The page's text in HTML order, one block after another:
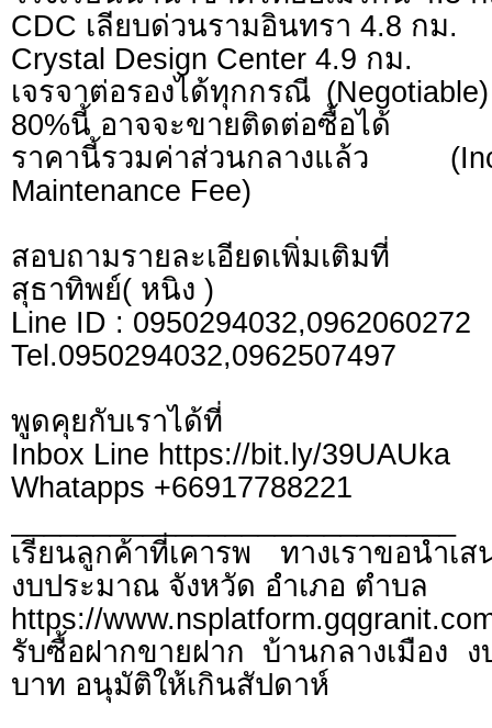
CDC เลียบด่วนรามอินทรา 4.8 กม.
Crystal Design Center 4.9 กม.
เจรจาต่อรองได้ทุกกรณี
80%นี้ อาจจะขายติดต่อซื้อได้
ราคานี้รวมค่าส่วนกลางแล้ว
Maintenance Fee)
สอบถามรายละเอียดเพิ่มเติมที่
สุธาทิพย์( หนิง )
Line ID : 0950294032,0962060272
Tel.0950294032,0962507497
พูดคุยกับเราได้ที่
Inbox Line https://bit.ly/39UAUka
Whatapps +66917788221
เรียนลูกค้าที่เคารพ ทางเราขอนำเ
งบประมาณ จังหวัด อำเภอ ตำบล
https://
รับซื้อฝากขายฝาก บ้านกลางเมือง
บาท อนุมัติให้เกินสัปดาห์